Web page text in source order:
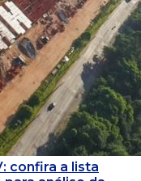
confira a lista